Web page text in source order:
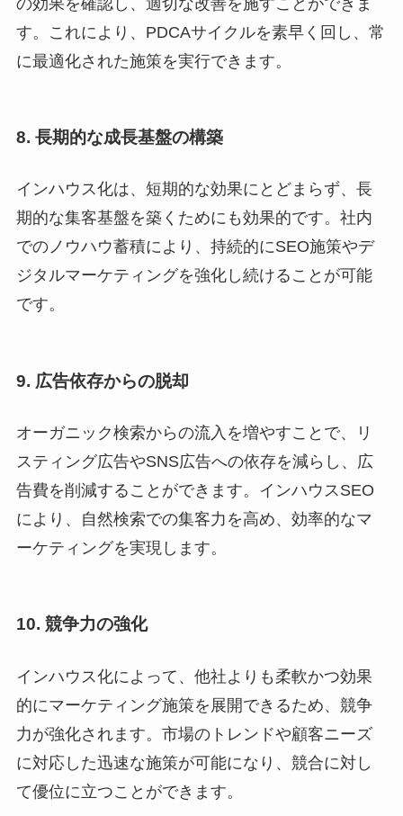
す。これにより、PDCAサイクルを素早く回し、常
に最適化された施策を実行できます。
8. 長期的な成長基盤の構築
インハウス化は、短期的な効果にとどまらず、長
期的な集客基盤を築くためにも効果的です。社内
でのノウハウ蓄積により、持続的にSEO施策やデ
ジタルマーケティングを強化し続けることが可能
です。
9. 広告依存からの脱却
オーガニック検索からの流入を増やすことで、リ
スティング広告やSNS広告への依存を減らし、広
告費を削減することができます。インハウスSEO
により、自然検索での集客力を高め、効率的なマ
ーケティングを実現します。
10. 競争力の強化
インハウス化によって、他社よりも柔軟かつ効果
的にマーケティング施策を展開できるため、競争
力が強化されます。市場のトレンドや顧客ニーズ
に対応した迅速な施策が可能になり、競合に対し
て優位に立つことができます。